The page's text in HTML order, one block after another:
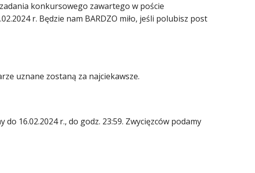
konkursowego zawartego w poście
r. Będzie nam BARDZO miło, jeśli polubisz post
uznane zostaną za najciekawsze.
16.02.2024 r., do godz. 23:59. Zwycięzców podamy